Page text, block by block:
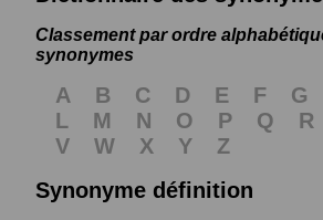
Classement par ordre
synonymes
A B C D E F G
L
M N O P Q R
V
W X Y
Z
Synonyme définition